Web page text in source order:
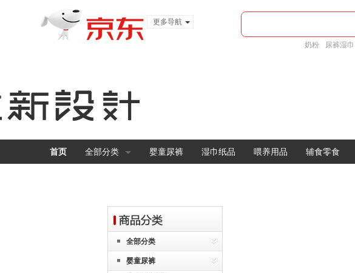
更多导航
奶粉 尿裤湿巾
首页 全部分类 婴童尿裤 湿巾纸品 喂养用品 辅食零食
全部分类
婴童尿裤